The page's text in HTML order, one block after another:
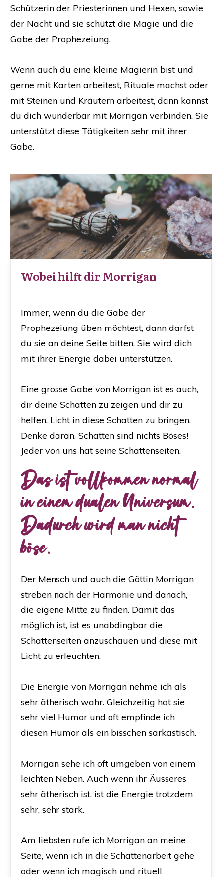
Schützerin der Priesterinnen und Hexen, sowie
der Nacht und sie schützt die Magie und die
Gabe der Prophezeiung.
Wenn auch du eine kleine Magierin bist und
gerne mit Karten arbeitest, Rituale machst oder
mit Steinen und Kräutern arbeitest, dann kannst
du dich wunderbar mit Morrigan verbinden. Sie
unterstützt diese Tätigkeiten sehr mit ihrer
Gabe.
Wobei hilft dir Morrigan
Immer, wenn du die Gabe der
Prophezeiung üben möchtest, dann darfst
du sie an deine Seite bitten. Sie wird dich
mit ihrer Energie dabei unterstützen.
Eine grosse Gabe von Morrigan ist es auch,
dir deine Schatten zu zeigen und dir zu
helfen, Licht in diese Schatten zu bringen.
Denke daran, Schatten sind nichts Böses!
Jeder von uns hat seine Schattenseiten.
Das ist vollkommen normal
in einem dualen Universum.
Dadurch wird man nicht
böse.
Der Mensch und auch die Göttin Morrigan
streben nach der Harmonie und danach,
die eigene Mitte zu finden. Damit das
möglich ist, ist es unabdingbar die
Schattenseiten anzuschauen und diese mit
Licht zu erleuchten.
Die Energie von Morrigan nehme ich als
sehr ätherisch wahr. Gleichzeitig hat sie
sehr viel Humor und oft empfinde ich
diesen Humor als ein bisschen sarkastisch.
Morrigan sehe ich oft umgeben von einem
leichten Neben. Auch wenn ihr Äusseres
sehr ätherisch ist, ist die Energie trotzdem
sehr, sehr stark.
Am liebsten rufe ich Morrigan an meine
Seite, wenn ich in die Schattenarbeit gehe
oder wenn ich magisch und rituell